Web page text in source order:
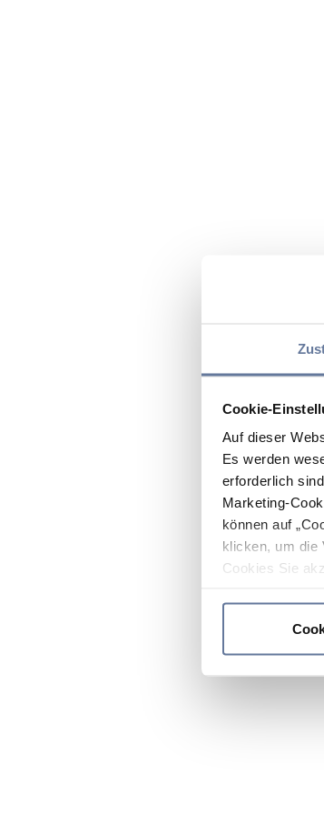
Cookie-
Auf dieser
Es werden
erforderlich
Marketing-
können auf
klicken, um die
Cookies Sie